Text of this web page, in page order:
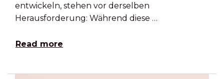
entwickeln, stehen vor derselben
Herausforderung: Während diese …
Read more